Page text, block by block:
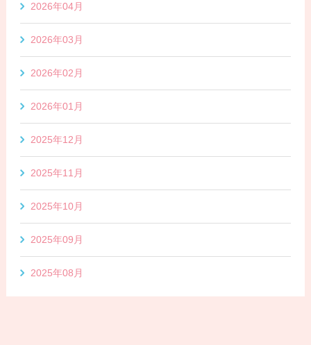
2026年04月
2026年03月
2026年02月
2026年01月
2025年12月
2025年11月
2025年10月
2025年09月
2025年08月